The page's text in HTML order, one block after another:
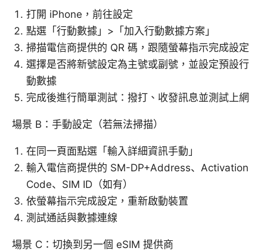
打開 iPhone，前往設定
點選「行動數據」>「加入行動數據方案」
掃描電信商提供的 QR 碼，跟隨螢幕指示完成設定
選擇是否將新號設定為主號或副號，並設定預設行
動數據
完成後進行簡單測試：撥打、收發訊息並測試上網
場景 B：手動設定（若無法掃描）
在同一頁面點選「輸入詳細資訊手動」
輸入電信商提供的 SM-DP+Address、Activation
Code、SIM ID（如有）
依螢幕指示完成設定，重新啟動裝置
測試通話與數據連線
場景 C：切換到另一個 eSIM 提供商